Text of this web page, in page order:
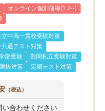
オンライン個別指導(1:2~)
立中高一貫校受験対策
共通テスト対策
部受験
難関私立受験対策
抜対策
定期テスト対策
（税込）
い合わせください